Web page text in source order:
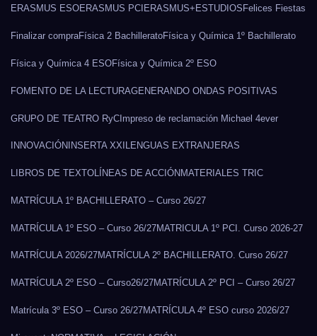
ERASMUS ESOERASMUS PCI ERASMUS+ ESTUDIOS Felices Fiestas
Finalizar compraFísica 2 BachilleratoFísica y Química 1º Bachillerato
Física y Química 4 ESOFísica y Química 2º ESO
FOMENTO DE LA LECTURAGENERANDO ONDAS POSITIVAS
GRUPO DE TEATRO RyCImpreso de reclamación Michael 4ever
INNOVACIÓN INSERTA XXI LENGUAS EXTRANJERAS
LIBROS DE TEXTOLÍNEAS DE ACCIÓN MATERIALES TRIC
MATRÍCULA 1º BACHILLERATO – Curso 26/27
MATRÍCULA 1º ESO – Curso 26/27MATRICULA 1º PCI. Curso 2026-27
MATRÍCULA 2026/27MATRÍCULA 2º BACHILLERATO. Curso 26/27
MATRÍCULA 2º ESO – Curso26/27MATRÍCULA 2º PCI – Curso 26/27
Matrícula 3º ESO – Curso 26/27MATRÍCULA 4º ESO curso 2026/27